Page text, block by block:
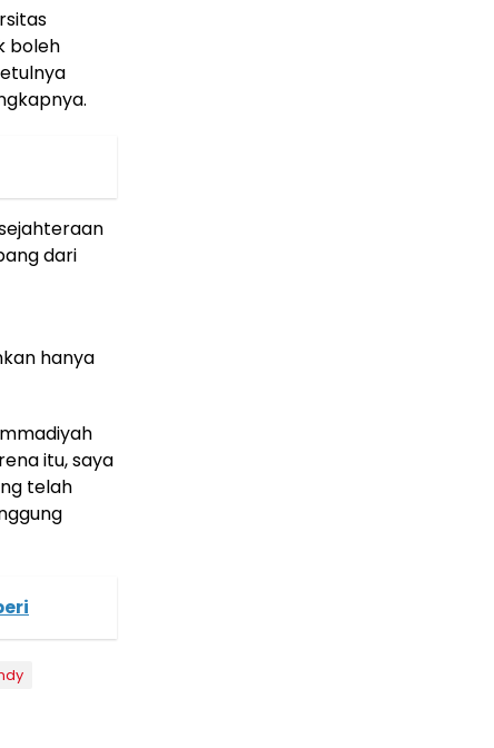
boleh
dari
hanya
itu, saya
telah